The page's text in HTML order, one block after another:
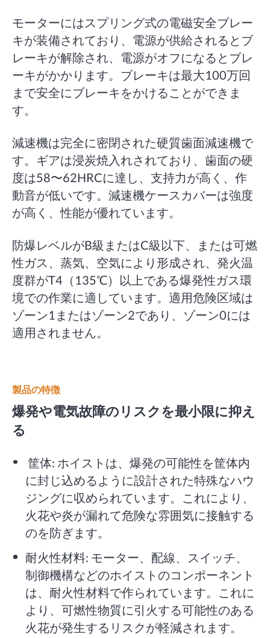
モーターにはスプリング式の電磁安全ブレー
キが装備されており、電源が供給されるとブ
レーキが解除され、電源がオフになるとブレ
ーキがかかります。ブレーキは最大100万回
まで安全にブレーキをかけることができま
す。
減速機は完全に密閉された硬質歯面減速機で
す。ギアは浸炭焼入れされており、歯面の硬
度は58〜62HRCに達し、支持力が高く、作
動音が低いです。減速機ケースカバーは強度
が高く、性能が優れています。
防爆レベルがB級またはC級以下、または可燃
性ガス、蒸気、空気により形成され、発火温
度群がT4（135℃）以上である爆発性ガス環
境での作業に適しています。適用危険区域は
ゾーン1またはゾーン2であり、ゾーン0には
適用されません。
製品の特徴
爆発や電気故障のリスクを最小限に抑え
る
筐体: ホイストは、爆発の可能性を筐体内
に封じ込めるように設計された特殊なハウ
ジングに収められています。これにより、
火花や炎が漏れて危険な雰囲気に接触する
のを防ぎます。
耐火性材料: モーター、配線、スイッチ、
制御機構などのホイストのコンポーネント
は、耐火性材料で作られています。これに
より、可燃性物質に引火する可能性のある
火花が発生するリスクが軽減されます。